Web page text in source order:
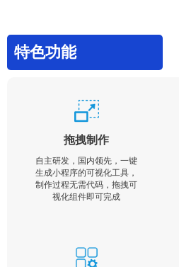
特色功能
拖拽制作
自主研发，国内领先，一键
生成小程序的可视化工具，
制作过程无需代码，拖拽可
视化组件即可完成